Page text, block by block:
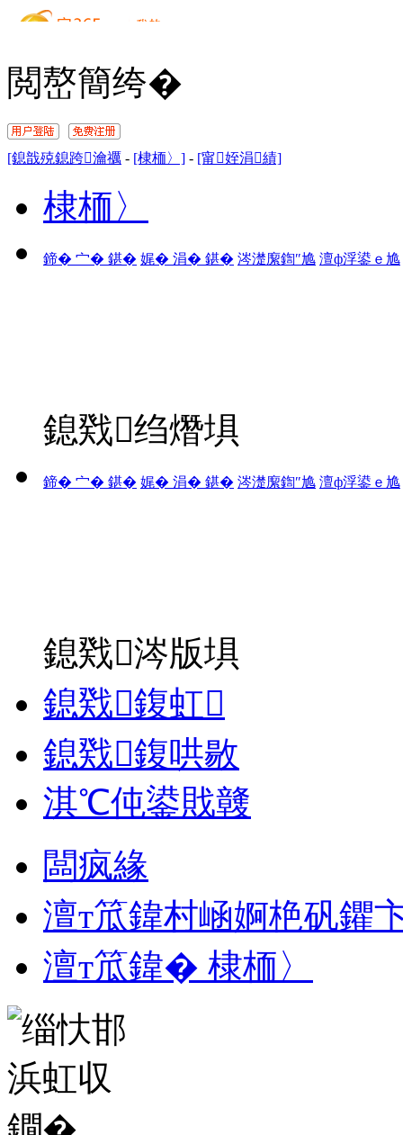
閲嶅簡绔�
[鎴戠殑鎴跨瀹禲 - [棣栭〉] - [甯姪涓績]
棣栭〉
鍗� 宀� 鍖� 娓� 涓� 鍖� 涔濋緳鍧″尯 澶ф浮鍙ｅ尯
鎴戣绉熸埧
鍗� 宀� 鍖� 娓� 涓� 鍖� 涔濋緳鍧″尯 澶ф浮鍙ｅ尯
鎴戣涔版埧
鎴戣鍑虹
鎴戣鍑哄敭
淇℃伅鍙戝竷
闆疯緣
澶т笟鍏村崡婀栬矾鑺
澶т笟鍏� 棣栭〉